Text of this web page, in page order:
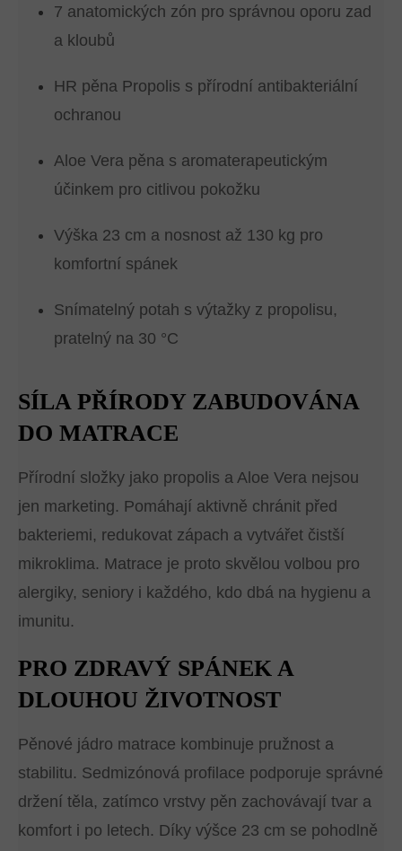
7 anatomických zón pro správnou oporu zad
a kloubů
HR pěna Propolis s přírodní antibakteriální
ochranou
Aloe Vera pěna s aromaterapeutickým
účinkem pro citlivou pokožku
Výška 23 cm a nosnost až 130 kg pro
komfortní spánek
Snímatelný potah s výtažky z propolisu,
pratelný na 30 °C
SÍLA PŘÍRODY ZABUDOVÁNA
DO MATRACE
Přírodní složky jako propolis a Aloe Vera nejsou
jen marketing. Pomáhají aktivně chránit před
bakteriemi, redukovat zápach a vytvářet čistší
mikroklima. Matrace je proto skvělou volbou pro
alergiky, seniory i každého, kdo dbá na hygienu a
imunitu.
PRO ZDRAVÝ SPÁNEK A
DLOUHOU ŽIVOTNOST
Pěnové jádro matrace kombinuje pružnost a
stabilitu. Sedmizónová profilace podporuje správné
držení těla, zatímco vrstvy pěn zachovávají tvar a
komfort i po letech. Díky výšce 23 cm se pohodlně